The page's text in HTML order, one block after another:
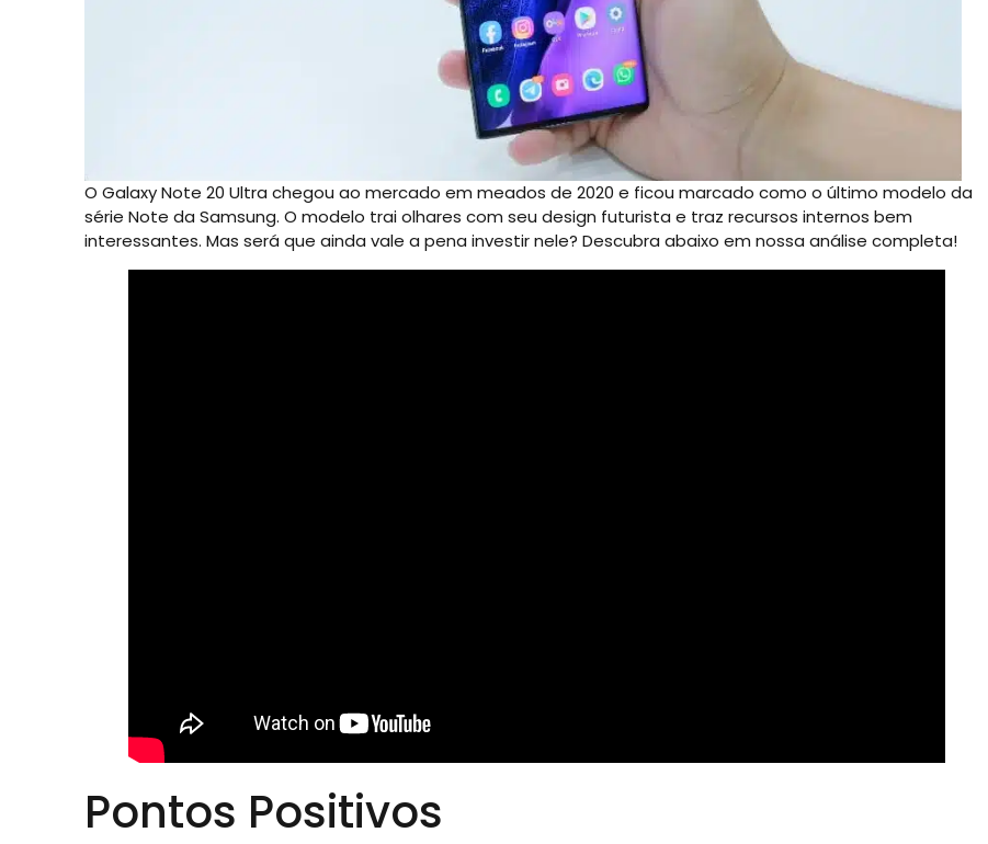
O Galaxy Note 20 Ultra chegou ao mercado em meados de 2020 e ficou marcado como o último modelo da
série Note da Samsung. O modelo trai olhares com seu design futurista e traz recursos internos bem
interessantes. Mas será que ainda vale a pena investir nele? Descubra abaixo em nossa análise completa!
Pontos Positivos